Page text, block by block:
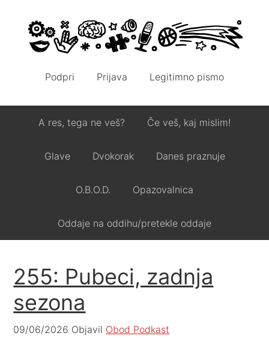
Podpri Prijava Legitimno pismo
A res, tega ne veš? Če veš, kaj mislim!
Glave Dvokorak Danes praznuje
O.B.O.D. Opazovalnica
Oddaje na oddihu/pretekle oddaje
255: Pubeci, zadnja
sezona
09/06/2026 Objavil Obod Podkast